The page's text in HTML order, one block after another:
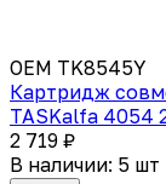
OEM TK8545Y
Картридж
TASKalfa 4054
2 719 ₽
В наличии: 5 шт